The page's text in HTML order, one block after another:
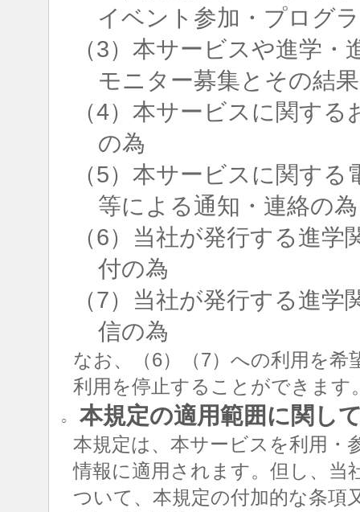
イベント参加・プログ
（3）本サービスや進学
モニター募集とその結
（4）本サービスに関す
の為
（5）本サービスに関す
等による通知・連絡の為
（6）当社が発行する進
付の為
（7）当社が発行する進
信の為
なお、（6）（7）への利用を
利用を停止することができます
○ 本規定の適用範囲に関し
本規定は、本サービスを利用・
情報に適用されます。但し、当
ついて、本規定の付加的な条項